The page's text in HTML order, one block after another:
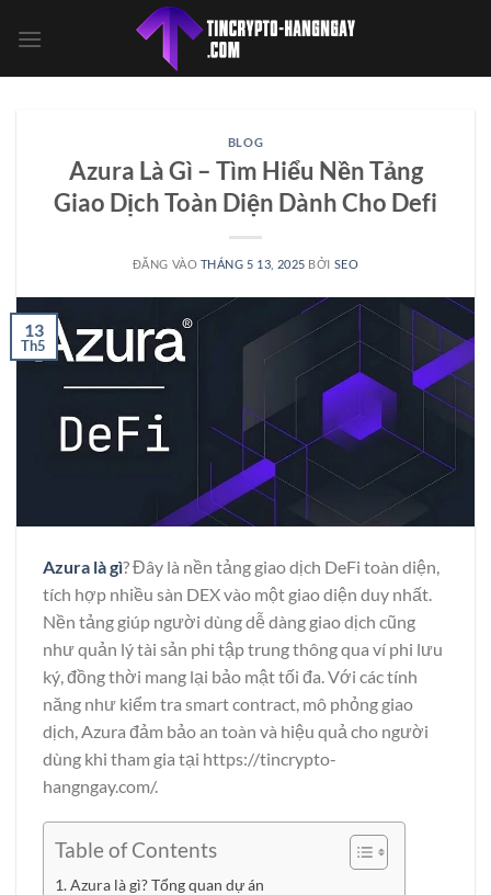
qua
BLOG
Azura Là Gì – Tìm Hiểu Nền Tảng
Giao Dịch Toàn Diện Dành Cho Defi
ĐĂNG VÀO THÁNG 5 13, 2025 BỞI SEO
13
Th5
Azura là gì? Đây là nền tảng giao dịch DeFi toàn diện,
tích hợp nhiều sàn DEX vào một giao diện duy nhất.
Nền tảng giúp người dùng dễ dàng giao dịch cũng
như quản lý tài sản phi tập trung thông qua ví phi lưu
ký, đồng thời mang lại bảo mật tối đa. Với các tính
năng như kiểm tra smart contract, mô phỏng giao
dịch, Azura đảm bảo an toàn và hiệu quả cho người
dùng khi tham gia tại https://tincrypto-
hangngay.com/.
Table of Contents
Azura là gì? Tổng quan dự án